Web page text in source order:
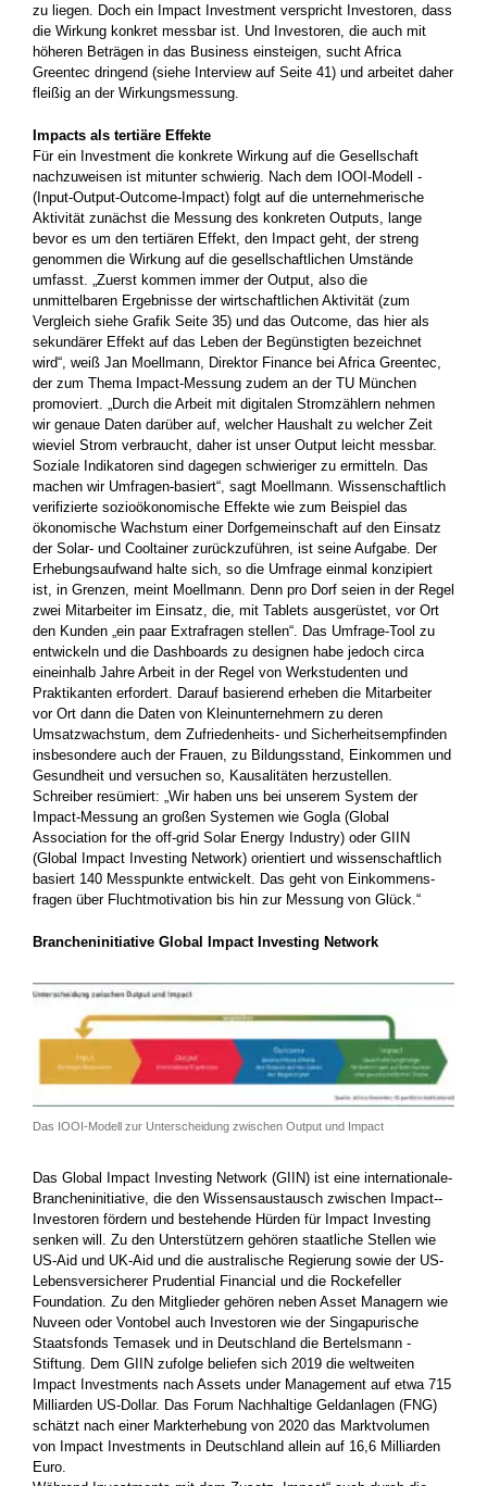
zu liegen. Doch ein Impact Investment ­verspricht Investoren, dass
die Wirkung ­konkret messbar ist. Und Investoren, die auch mit
höheren Beträgen in das Business einsteigen,­ sucht Africa
Greentec dringend (siehe Interview auf ­Seite 41) und arbeitet daher
fleißig an der ­Wirkungsmessung.
Impacts als tertiäre Effekte
Für ein Investment die konkrete Wirkung auf die Gesellschaft
nachzuweisen ist mitunter schwierig. Nach dem IOOI-Modell ­
(Input-Output-Outcome-Impact) folgt auf die unternehmerische
Aktivität zunächst die Messung des konkreten Outputs, lange
bevor es um den tertiären Effekt, den Impact geht, der streng
genommen die Wirkung auf die gesellschaftlichen Umstände
umfasst. „Zuerst kommen immer der Output, also die
unmittelbaren Ergebnisse der wirtschaftlichen Aktivität (zum
Vergleich siehe Grafik Seite 35) und das Outcome, das hier als
sekundärer Effekt auf das Leben der ­Begünstigten bezeichnet
wird“, weiß Jan Moellmann, Direktor ­Finance bei Africa Greentec,
der zum Thema Impact-Messung ­zudem an der TU München
promoviert. „Durch die Arbeit mit ­digitalen Stromzählern nehmen
wir genaue Daten darüber auf, welcher Haushalt zu welcher Zeit
wieviel Strom verbraucht, daher ist unser Output leicht messbar.
Soziale Indikatoren sind dagegen schwieriger zu ermitteln. Das
machen wir Umfragen-basiert“, sagt Moellmann. Wissenschaftlich
verifizierte sozioökonomische Effekte­ wie zum Beispiel das
ökonomische Wachstum einer Dorf­gemeinschaft auf den Einsatz
der Solar- und Cooltainer zurückzuführen, ist seine Aufgabe. Der
Erhebungsaufwand halte sich, so die Umfrage einmal konzipiert
ist, in Grenzen, meint Moellmann. Denn pro Dorf ­seien in der Regel
zwei Mitarbeiter im Einsatz, die, mit Tablets ­ausgerüstet, vor Ort
den Kunden „ein paar Extrafragen stellen“. Das Umfrage-Tool zu
entwickeln und die Dashboards zu designen habe jedoch circa
eineinhalb Jahre Arbeit in der Regel von Werk­studenten und
Praktikanten erfordert. Darauf basierend erheben die Mitarbeiter
vor Ort dann die Daten von Kleinunternehmern zu deren
Umsatzwachstum, dem Zufriedenheits- und Sicherheitsempfinden
insbesondere auch der Frauen, zu Bildungsstand, ­Einkommen und
Gesundheit und versuchen so, Kausalitäten ­herzustellen.
Schreiber resümiert: „Wir haben uns bei unserem System der
Impact-Messung an großen Systemen wie Gogla (Global
Association for the off-grid Solar Energy Industry) oder GIIN
(Global Impact Investing Network) orientiert und wissenschaftlich
basiert 140 Messpunkte entwickelt. Das geht von Einkommens­
fragen über Fluchtmotivation bis hin zur Messung von Glück.“
Brancheninitiative Global Impact Investing Network
Das IOOI-Modell zur Unterscheidung zwischen Output und Impact
Das Global Impact Investing Network (GIIN) ist eine internationale­
Brancheninitiative, die den Wissensaustausch zwischen Impact-­
Investoren fördern und bestehende Hürden für Impact Investing
senken will. Zu den Unterstützern gehören staatliche Stellen wie
US-Aid und UK-Aid und die australische Regierung sowie der US-
Lebensversicherer Prudential Financial und die Rockefeller
Foundation. Zu den Mitglieder gehören neben Asset Managern wie
­Nuveen oder Vontobel auch Investoren wie der Singapurische
Staatsfonds Temasek und in Deutschland die Bertelsmann ­
Stiftung. Dem GIIN zufolge beliefen sich 2019 die weltweiten
Impact Investments nach Assets under Management auf etwa 715
Milliarden ­US-Dollar. Das Forum Nachhaltige Geldanlagen (FNG)
schätzt nach einer Markterhebung von 2020 das Marktvolumen
von Impact Investments in Deutschland allein auf 16,6 Milliarden
Euro.